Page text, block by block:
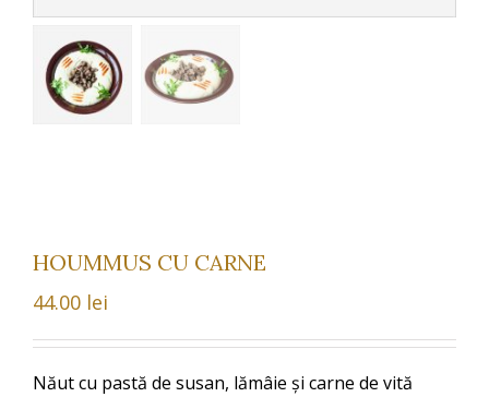
HOUMMUS CU CARNE
44.00 lei
Năut cu pastă de susan, lămâie și carne de vită